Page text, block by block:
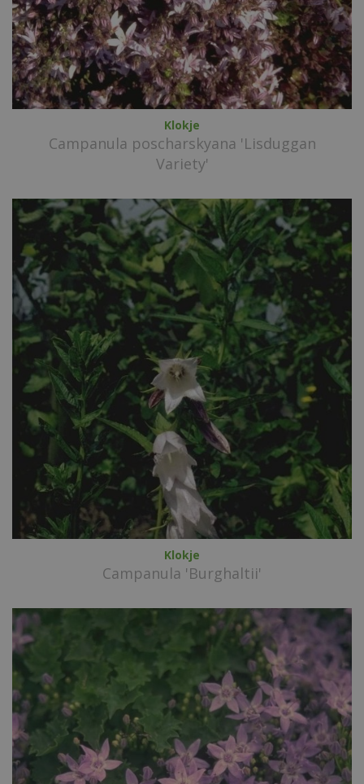
Klokje
Campanula poscharskyana 'Lisduggan
Variety'
Klokje
Campanula 'Burghaltii'